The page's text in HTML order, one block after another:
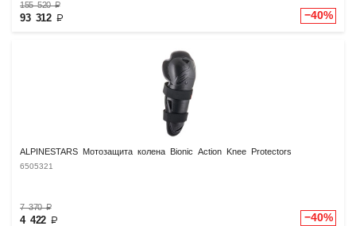
155 520₽
93 312 ₽ −40%
ALPINESTARS Мотозащита колена Bionic Action Knee Protectors
6505321
7 370₽
4 422 ₽ −40%